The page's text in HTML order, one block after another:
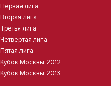
Первая лига
Вторая лига
Третья лига
Четвертая лига
Пятая лига
Кубок Москвы 2012
Кубок Москвы 2013